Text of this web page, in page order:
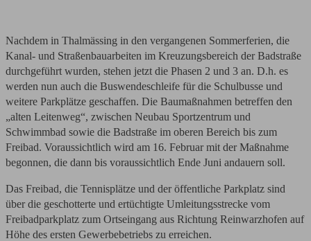
Nachdem in Thalmässing in den vergangenen Sommerferien, die
Kanal- und Straßenbauarbeiten im Kreuzungsbereich der Badstraße
durchgeführt wurden, stehen jetzt die Phasen 2 und 3 an. D.h. es
werden nun auch die Buswendeschleife für die Schulbusse und
weitere Parkplätze geschaffen. Die Baumaßnahmen betreffen den
„alten Leitenweg“, zwischen Neubau Sportzentrum und
Schwimmbad sowie die Badstraße im oberen Bereich bis zum
Freibad. Voraussichtlich wird am 16. Februar mit der Maßnahme
begonnen, die dann bis voraussichtlich Ende Juni andauern soll.
Das Freibad, die Tennisplätze und der öffentliche Parkplatz sind
über die geschotterte und ertüchtigte Umleitungsstrecke vom
Freibadparkplatz zum Ortseingang aus Richtung Reinwarzhofen auf
Höhe des ersten Gewerbebetriebs zu erreichen.